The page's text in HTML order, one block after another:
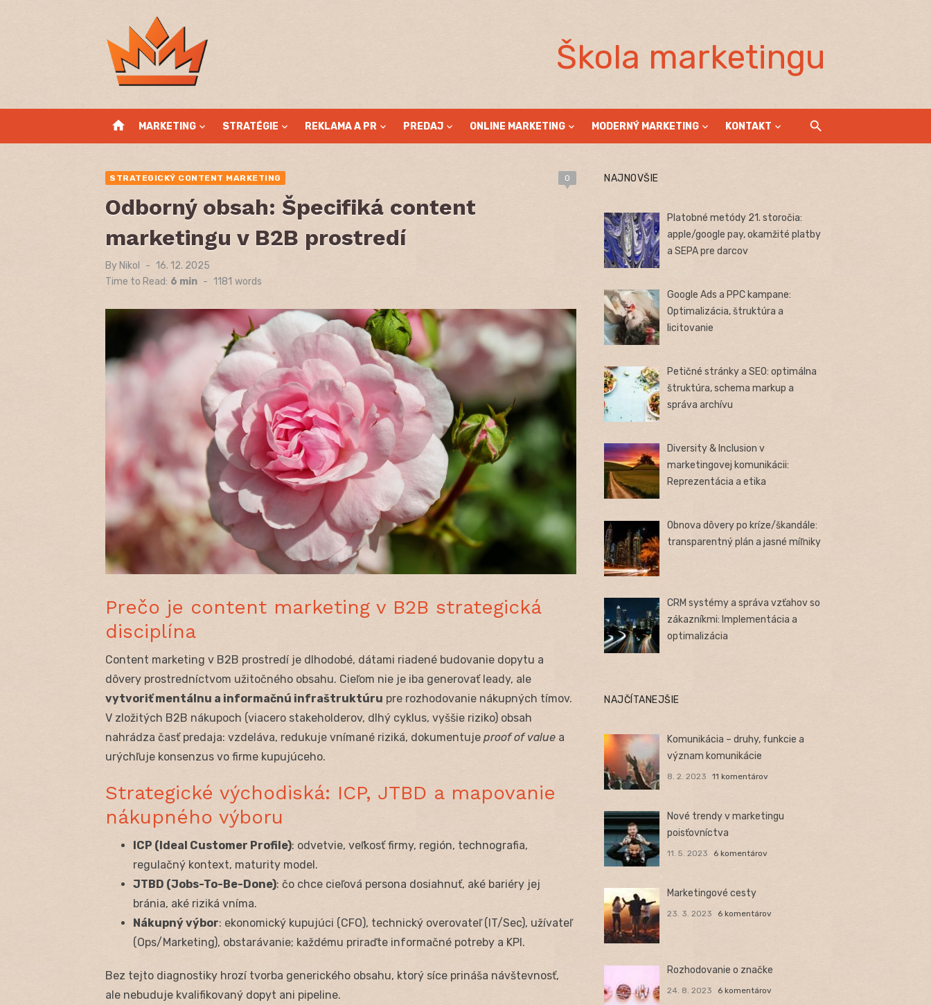
Škola marketingu
home MARKETING STRATÉGIE REKLAMA A PR PREDAJ ONLINE MARKETING MODERNÝ MARKETING KONTAKT
STRATEGICKÝ CONTENT MARKETING 0
Odborný obsah: Špecifiká content
marketingu v B2B prostredí
By Nikol
Posted
on
16. 12. 2025
Time to Read: 6 min - 1181 words
Prečo je content marketing v B2B strategická
disciplína
Content marketing v B2B prostredí je dlhodobé, dátami riadené budovanie dopytu a
dôvery prostredníctvom užitočného obsahu. Cieľom nie je iba generovať leady, ale
vytvoriť mentálnu a informačnú infraštruktúru pre rozhodovanie nákupných tímov.
V zložitých B2B nákupoch (viacero stakeholderov, dlhý cyklus, vyššie riziko) obsah
nahrádza časť predaja: vzdeláva, redukuje vnímané riziká, dokumentuje proof of value a
urýchľuje konsenzus vo firme kupujúceho.
Strategické východiská: ICP, JTBD a mapovanie
nákupného výboru
ICP (Ideal Customer Profile): odvetvie, veľkosť firmy, región, technografia,
regulačný kontext, maturity model.
JTBD (Jobs-To-Be-Done): čo chce cieľová persona dosiahnuť, aké bariéry jej
bránia, aké riziká vníma.
Nákupný výbor: ekonomický kupujúci (CFO), technický overovateľ (IT/Sec), užívateľ
(Ops/Marketing), obstarávanie; každému priraďte informačné potreby a KPI.
Bez tejto diagnostiky hrozí tvorba generického obsahu, ktorý síce prináša návštevnosť,
ale nebuduje kvalifikovaný dopyt ani pipeline.
NAJNOVŠIE
Platobné metódy 21. storočia:
apple/google pay, okamžité platby
a SEPA pre darcov
Google Ads a PPC kampane:
Optimalizácia, štruktúra a
licitovanie
Petičné stránky a SEO: optimálna
štruktúra, schema markup a
správa archívu
Diversity & Inclusion v
marketingovej komunikácii:
Reprezentácia a etika
Obnova dôvery po kríze/škandále:
transparentný plán a jasné míľniky
CRM systémy a správa vzťahov so
zákazníkmi: Implementácia a
optimalizácia
NAJČÍTANEJŠIE
Komunikácia – druhy, funkcie a
význam komunikácie
8. 2. 2023 11 komentárov
Nové trendy v marketingu
poisťovníctva
11. 5. 2023 6 komentárov
Marketingové cesty
23. 3. 2023 6 komentárov
Rozhodovanie o značke
24. 8. 2023 6 komentárov